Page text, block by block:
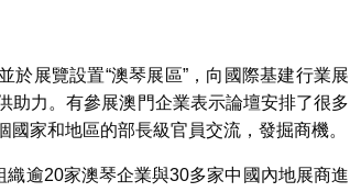
展覽設置“澳琴展區”，向國際基建行業展
助力。有參展澳門企業表示論壇安排了很多
家和地區的部長級官員交流，發掘商機。
織逾20家澳琴企業與30多家中國內地展商進